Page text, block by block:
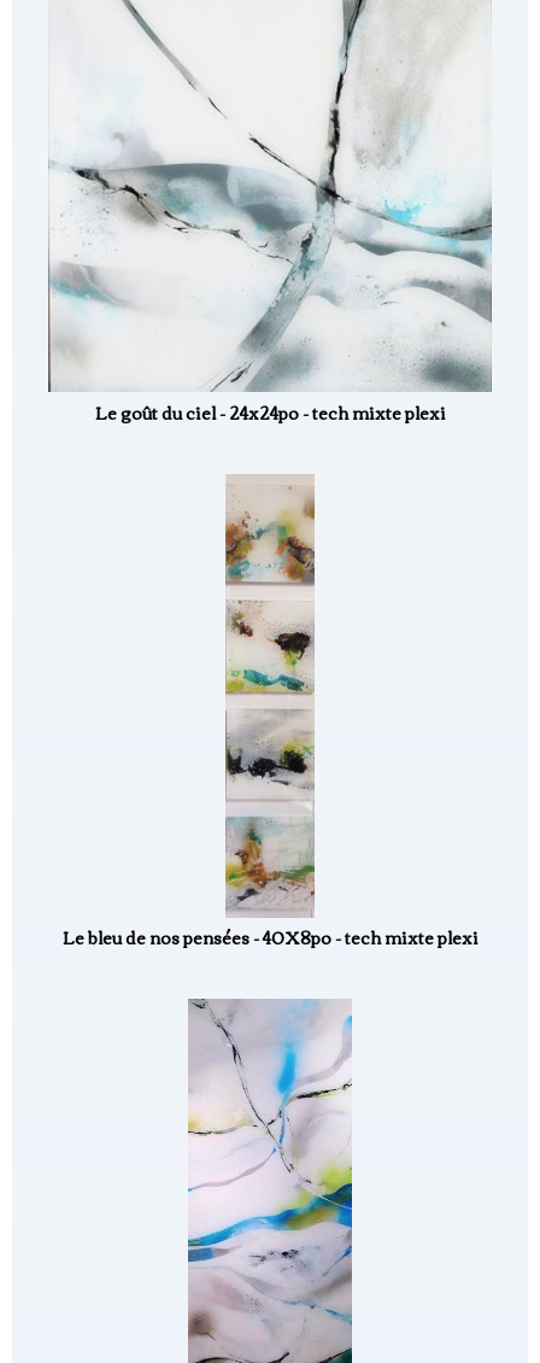
Le goût du ciel - 24x24po - tech mixte plexi
Le bleu de nos pensées - 40X8po - tech mixte plexi